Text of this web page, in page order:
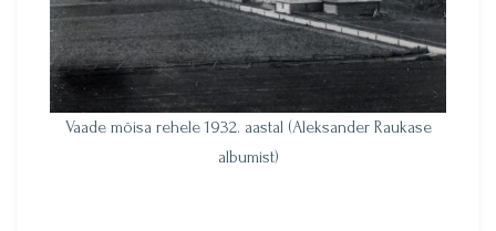
Vaade mõisa rehele 1932. aastal (Aleksander Raukase
albumist)